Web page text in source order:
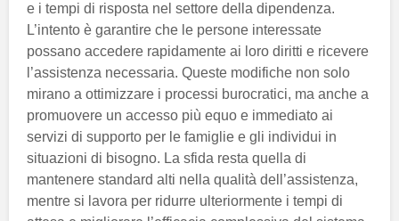
e i tempi di risposta nel settore della dipendenza.
L’intento è garantire che le persone interessate
possano accedere rapidamente ai loro diritti e ricevere
l’assistenza necessaria. Queste modifiche non solo
mirano a ottimizzare i processi burocratici, ma anche a
promuovere un accesso più equo e immediato ai
servizi di supporto per le famiglie e gli individui in
situazioni di bisogno. La sfida resta quella di
mantenere standard alti nella qualità dell’assistenza,
mentre si lavora per ridurre ulteriormente i tempi di